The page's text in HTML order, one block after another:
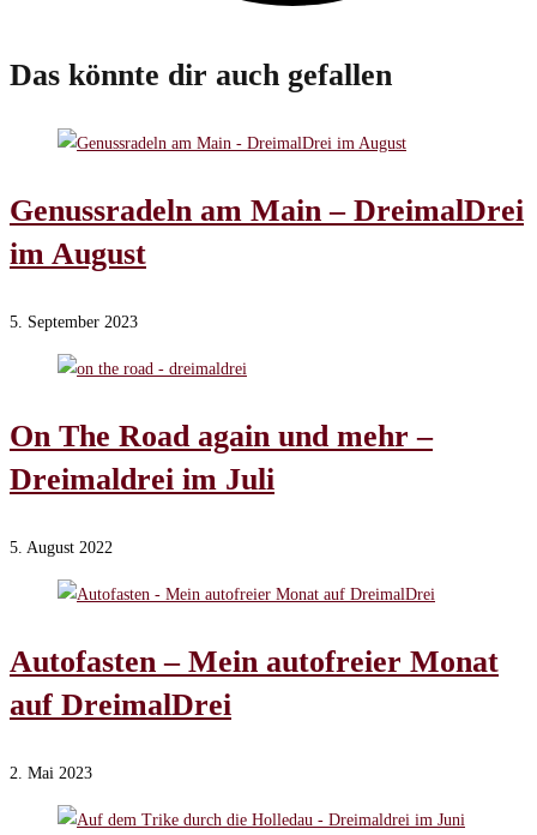
Das könnte dir auch gefallen
Genussradeln am Main – DreimalDrei
im August
5. September 2023
On The Road again und mehr –
Dreimaldrei im Juli
5. August 2022
Autofasten – Mein autofreier Monat
auf DreimalDrei
2. Mai 2023